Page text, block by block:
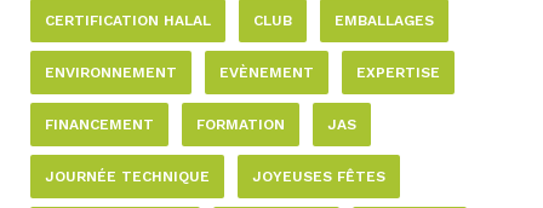
CERTIFICATION HALAL CLUB EMBALLAGES
ENVIRONNEMENT EVÈNEMENT EXPERTISE
FINANCEMENT FORMATION JAS
JOURNÉE TECHNIQUE JOYEUSES FÊTES